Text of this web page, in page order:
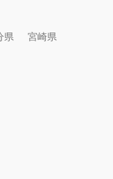
県
宮崎県